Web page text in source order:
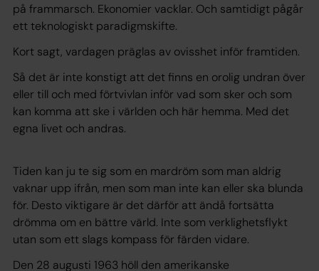
på frammarsch. Ekonomier vacklar. Och samtidigt pågår
ett teknologiskt paradigmskifte.
Kort sagt, vardagen präglas av ovisshet inför framtiden.
Så det är inte konstigt att det finns en orolig undran över
eller till och med förtvivlan inför vad som sker och som
kan komma att ske i världen och här hemma. Med det
egna livet och andras.
Tiden kan ju te sig som en mardröm som man aldrig
vaknar upp ifrån, men som man inte kan eller ska blunda
för. Desto viktigare är det därför att ändå fortsätta
drömma om en bättre värld. Inte som verklighetsflykt
utan som ett slags kompass för färden vidare.
Den 28 augusti 1963 höll den amerikanske